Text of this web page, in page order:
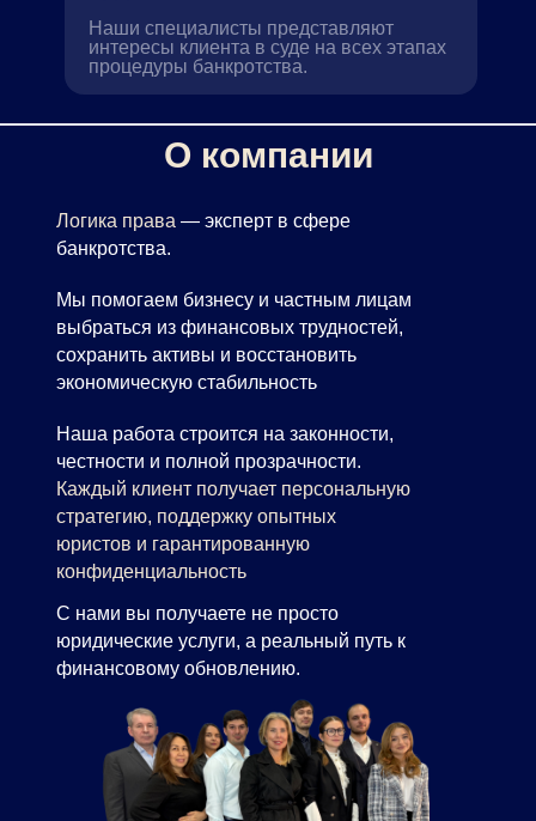
Наши специалисты представляют
интересы клиента в суде на всех этапах
процедуры банкротства.
О компании
Логика права — эксперт в сфере
банкротства.
Мы помогаем бизнесу и частным лицам
выбраться из финансовых трудностей,
сохранить активы и восстановить
экономическую стабильность
Наша работа строится на законности,
честности и полной прозрачности.
Каждый клиент получает персональную
стратегию, поддержку опытных
юристов и гарантированную
конфиденциальность
С нами вы получаете не просто
юридические услуги, а реальный путь к
финансовому обновлению.